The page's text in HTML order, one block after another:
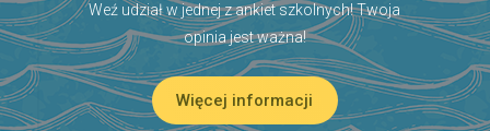
Weź udział w jednej z ankiet szkolnych! Twoja
opinia jest ważna!
Więcej informacji